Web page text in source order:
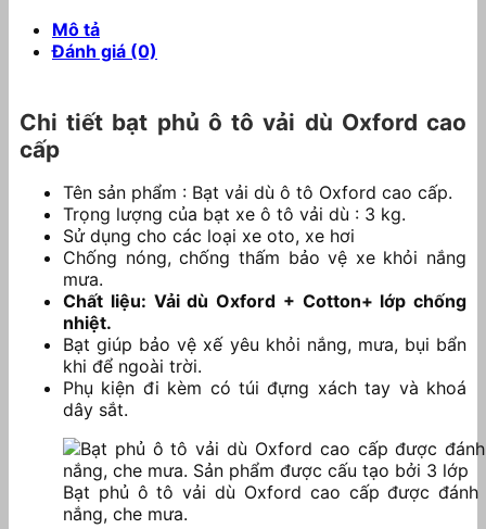
Mô tả
Đánh giá (0)
Chi tiết bạt phủ ô tô vải dù Oxford cao
cấp
Tên sản phẩm : Bạt vải dù ô tô Oxford cao cấp.
Trọng lượng của bạt xe ô tô vải dù : 3 kg.
Sử dụng cho các loại xe oto, xe hơi
Chống nóng, chống thấm bảo vệ xe khỏi nắng
mưa.
Chất liệu: Vải dù Oxford + Cotton+ lớp chống
nhiệt.
Bạt giúp bảo vệ xế yêu khỏi nắng, mưa, bụi bẩn
khi để ngoài trời.
Phụ kiện đi kèm có túi đựng xách tay và khoá
dây sắt.
Bạt phủ ô tô vải dù Oxford cao cấp được đánh
nắng, che mưa.